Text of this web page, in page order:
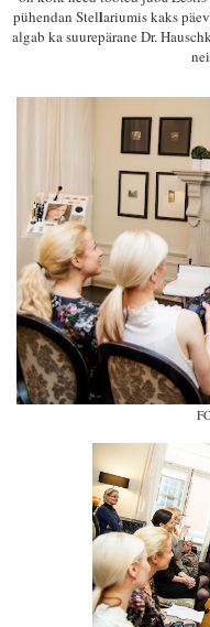
pühendan Stellariumis kaks
algab ka suurepärane Dr. Hau